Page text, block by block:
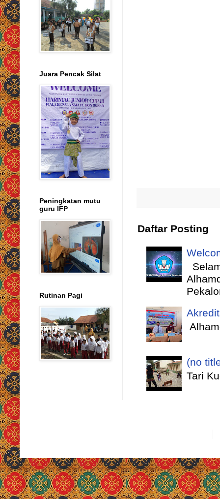
Daftar Posting
(no
Tari
Juara Pencak Silat
Peningkatan mutu
guru IFP
Rutinan Pagi